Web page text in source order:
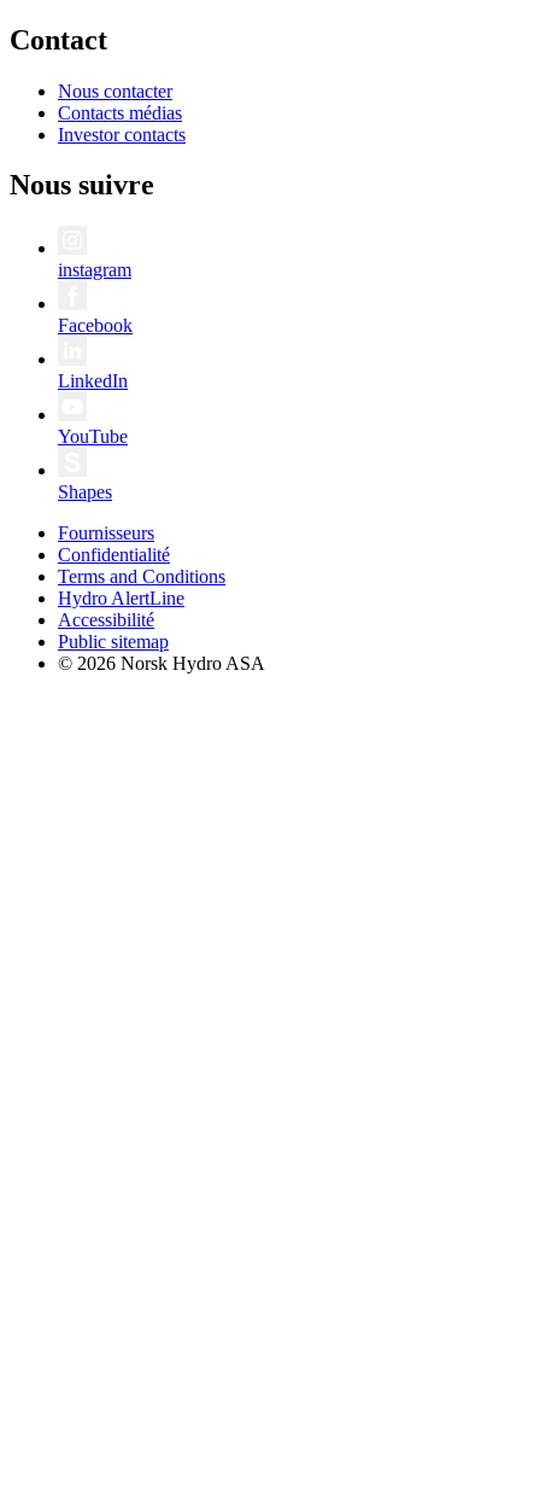
Contact
Nous contacter
Contacts médias
Investor contacts
Nous suivre
instagram
Facebook
LinkedIn
YouTube
Shapes
Fournisseurs
Confidentialité
Terms and Conditions
Hydro AlertLine
Accessibilité
Public sitemap
© 2026 Norsk Hydro ASA